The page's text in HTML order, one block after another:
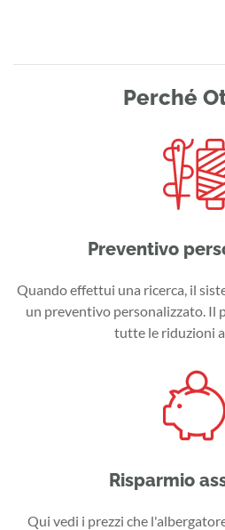
Perché
Preventivo
Quando effettui una ricerca, il
un preventivo personalizzato. Il
tutte le riduzioni
Risparmio
Qui vedi i prezzi che